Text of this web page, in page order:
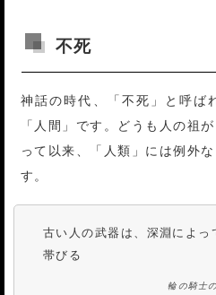
不死
神話の時代、「不死」と呼ば
「人間」です。どうも人の祖
って以来、「人類」には例外
す。
古い人の武器は、深淵によ
帯びる
輪の騎士